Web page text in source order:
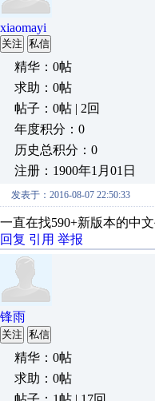
xiaomayi
关注 私信
精华：0帖
求助：0帖
帖子：0帖 | 2回
年度积分：0
历史总积分：0
注册：1900年1月01日
发表于：2016-08-07 22:50:33
一直在找590+新版本的中
回复 引用 举报
锋雨
关注 私信
精华：0帖
求助：0帖